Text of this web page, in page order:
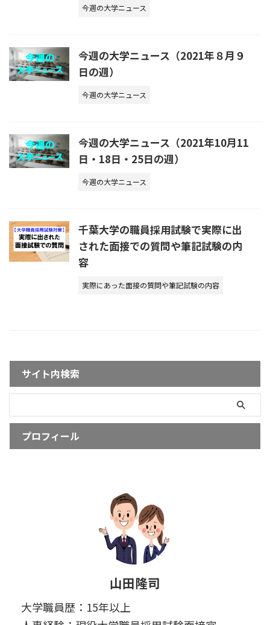
今週の大学ニュース
今週の大学ニュース（2021年８月９
日の週）
今週の大学ニュース
今週の大学ニュース（2021年10月11
日・18日・25日の週）
今週の大学ニュース
千葉大学の職員採用試験で実際に出
された面接での質問や筆記試験の内
容
実際にあった面接の質問や筆記試験の内容
サイト内検索
プロフィール
山田隆司
大学職員歴：15年以上